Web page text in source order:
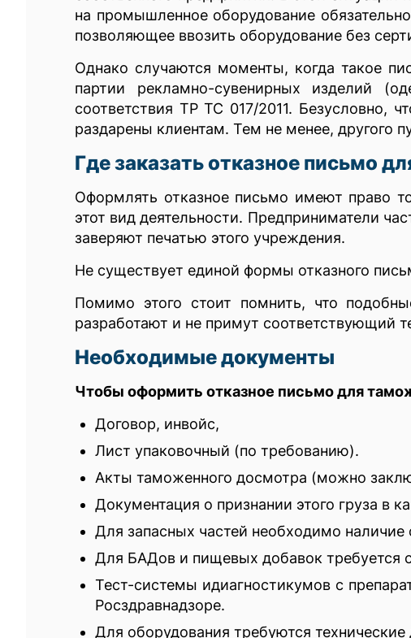
на промышленное оборудование
позволяющее ввозить оборудование без
Однако случаются моменты, когда такое
партии рекламно-сувенирных изделий
соответствия ТР ТС 017/2011. Безусловно,
раздарены клиентам. Тем не менее, другого
Где заказать отказное письмо
Оформлять отказное письмо имеют право
этот вид деятельности. Предприниматели
заверяют печатью этого учреждения.
Не существует единой формы отказного
Помимо этого стоит помнить, что
разработают и не примут соответствующий
Необходимые документы
Чтобы оформить отказное письмо для
Договор, инвойс,
Лист упаковочный (по требованию).
Акты таможенного досмотра (можно
Документация о признании этого груза в
Для запасных частей необходимо наличие
Для БАДов и пищевых добавок требуется
Тест-системы идиагностикумов с
Росздравнадзоре.
Для оборудования требуются